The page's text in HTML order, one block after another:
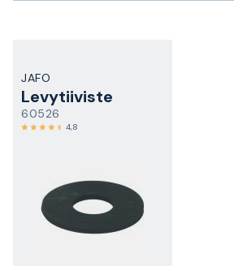
JAFO
Levytiiviste
60526
4,8